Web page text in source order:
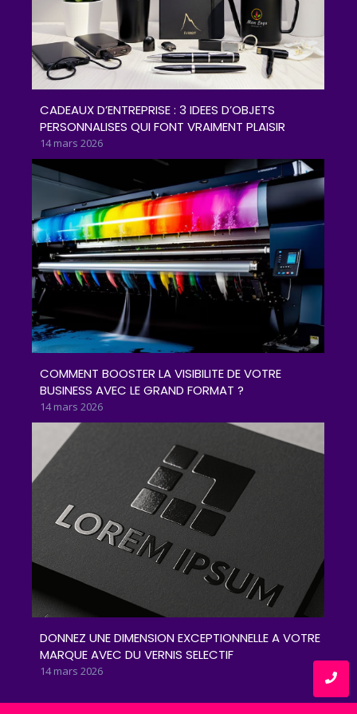
CADEAUX D’ENTREPRISE : 3 IDEES D’OBJETS
PERSONNALISES QUI FONT VRAIMENT PLAISIR
14 mars 2026
COMMENT BOOSTER LA VISIBILITE DE VOTRE
BUSINESS AVEC LE GRAND FORMAT ?
14 mars 2026
DONNEZ UNE DIMENSION EXCEPTIONNELLE A VOTRE
MARQUE AVEC DU VERNIS SELECTIF
14 mars 2026